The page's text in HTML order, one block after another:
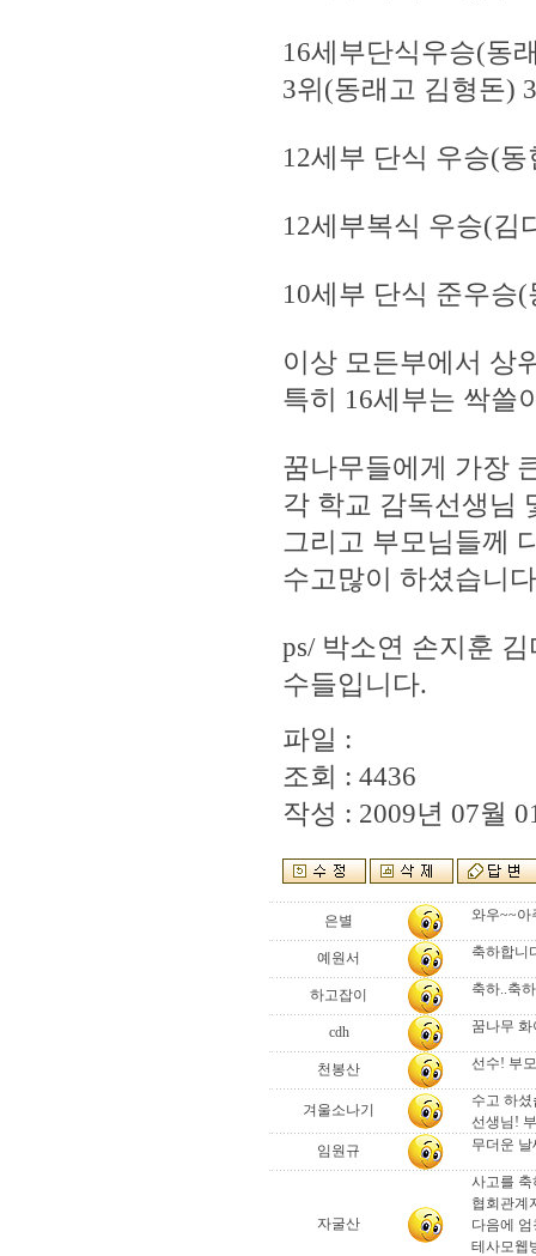
16세부단식우승(동
3위(동래고 김형돈)
12세부 단식 우승(
12세부복식 우승(김
10세부 단식 준우승
이상 모든부에서 상
특히 16세부는 싹쓸
꿈나무들에게 가장
각 학교 감독선생님
그리고 부모님들께
수고많이 하셨습니
ps/ 박소연 손지훈
수들입니다.
파일 :
조회 : 4436
작성 : 2009년 07월
은별 와우~~아
예원서 축하합니
하고잡이 축하..축
cdh 꿈나무 화
천봉산 선수! 부
겨울소나기
수고 하
선생님!
임원규
무더운
자굴산
사고를 축
협회관계
다음에
테사모웹